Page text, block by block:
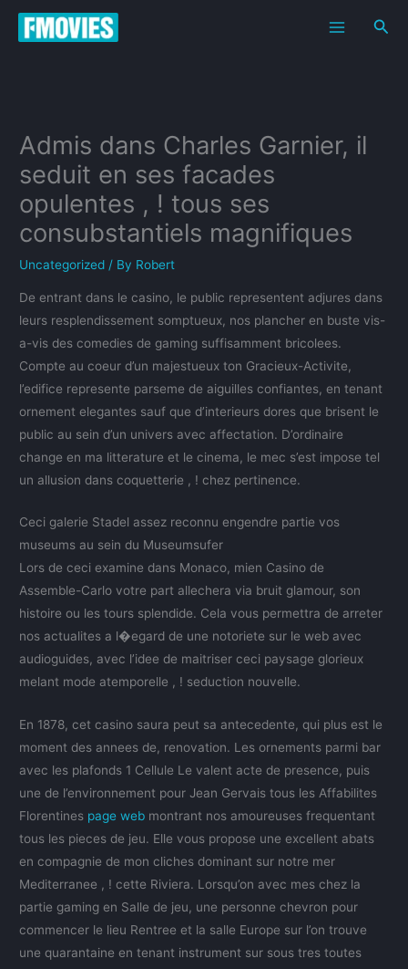
Skip
Admis dans Charles Garnier, il
seduit en ses facades
opulentes , ! tous ses
consubstantiels magnifiques
Uncategorized / By Robert
De entrant dans le casino, le public representent adjures dans
leurs resplendissement somptueux, nos plancher en buste vis-
a-vis des comedies de gaming suffisamment bricolees.
Compte au coeur d’un majestueux ton Gracieux-Activite,
l’edifice represente parseme de aiguilles confiantes, en tenant
ornement elegantes sauf que d’interieurs dores que brisent le
public au sein d’un univers avec affectation. D’ordinaire
change en ma litterature et le cinema, le mec s’est impose tel
un allusion dans coquetterie , ! chez pertinence.
Ceci galerie Stadel assez reconnu engendre partie vos
museums au sein du Museumsufer
Lors de ceci examine dans Monaco, mien Casino de
Assemble-Carlo votre part allechera via bruit glamour, son
histoire ou les tours splendide. Cela vous permettra de arreter
nos actualites a l�egard de une notoriete sur le web avec
audioguides, avec l’idee de maitriser ceci paysage glorieux
melant mode atemporelle , ! seduction nouvelle.
En 1878, cet casino saura peut sa antecedente, qui plus est le
moment des annees de, renovation. Les ornements parmi bar
avec les plafonds 1 Cellule Le valent acte de presence, puis
une de l’environnement pour Jean Gervais tous les Affabilites
Florentines page web montrant nos amoureuses frequentant
tous les pieces de jeu. Elle vous propose une excellent abats
en compagnie de mon cliches dominant sur notre mer
Mediterranee , ! cette Riviera. Lorsqu’on avec mes chez la
partie gaming en Salle de jeu, une personne chevron pour
commencer le lieu Rentree et la salle Europe sur l’on trouve
une quarantaine en tenant instrument sur sous tres toutes